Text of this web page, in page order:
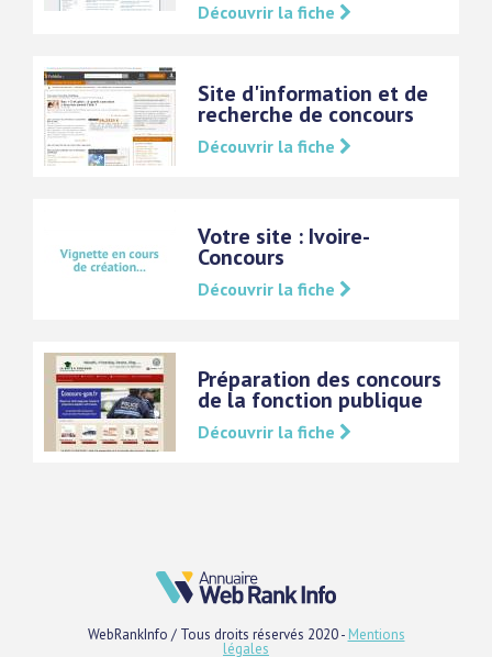
Découvrir la fiche
Site d'information et de
recherche de concours
Découvrir la fiche
Votre site : Ivoire-
Concours
Découvrir la fiche
Préparation des concours
de la fonction publique
Découvrir la fiche
WebRankInfo / Tous droits réservés 2020 - Mentions
légales